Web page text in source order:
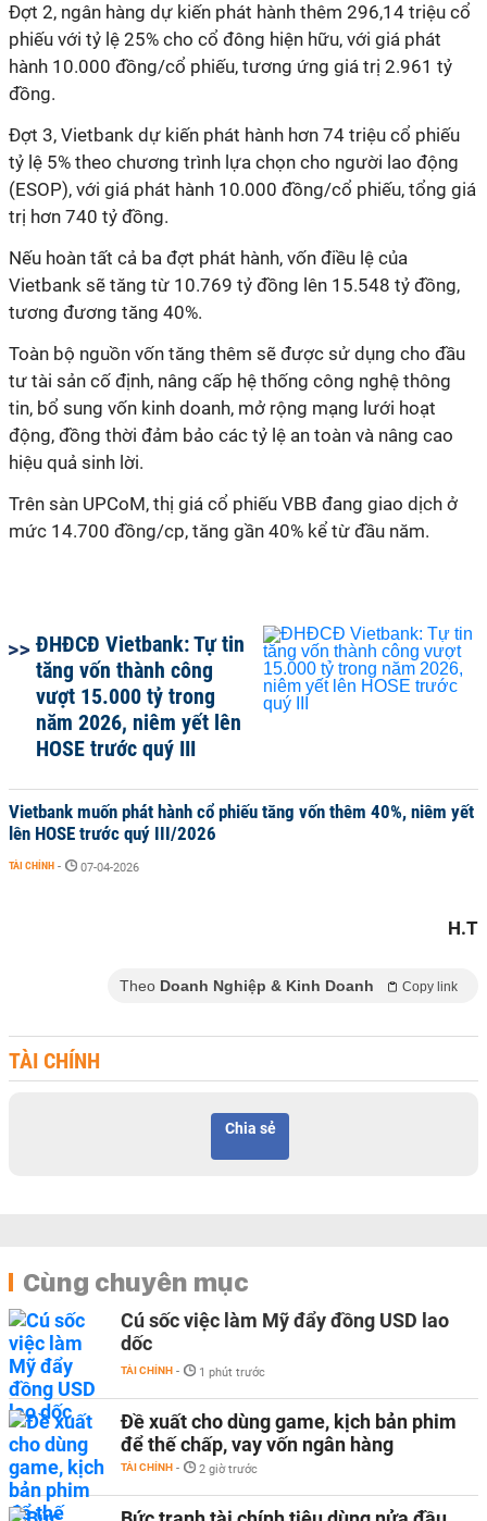
Đợt 2, ngân hàng dự kiến phát hành thêm 296,14 triệu cổ
phiếu với tỷ lệ 25% cho cổ đông hiện hữu, với giá phát
hành 10.000 đồng/cổ phiếu, tương ứng giá trị 2.961 tỷ
đồng.
Đợt 3, Vietbank dự kiến phát hành hơn 74 triệu cổ phiếu
tỷ lệ 5% theo chương trình lựa chọn cho người lao động
(ESOP), với giá phát hành 10.000 đồng/cổ phiếu, tổng giá
trị hơn 740 tỷ đồng.
Nếu hoàn tất cả ba đợt phát hành, vốn điều lệ của
Vietbank sẽ tăng từ 10.769 tỷ đồng lên 15.548 tỷ đồng,
tương đương tăng 40%.
Toàn bộ nguồn vốn tăng thêm sẽ được sử dụng cho đầu
tư tài sản cố định, nâng cấp hệ thống công nghệ thông
tin, bổ sung vốn kinh doanh, mở rộng mạng lưới hoạt
động, đồng thời đảm bảo các tỷ lệ an toàn và nâng cao
hiệu quả sinh lời.
Trên sàn UPCoM, thị giá cổ phiếu VBB đang giao dịch ở
mức 14.700 đồng/cp, tăng gần 40% kể từ đầu năm.
ĐHĐCĐ Vietbank: Tự tin
tăng vốn thành công
vượt 15.000 tỷ trong
năm 2026, niêm yết lên
HOSE trước quý III
Vietbank muốn phát hành cổ phiếu tăng vốn thêm 40%, niêm yết
lên HOSE trước quý III/2026
TÀI CHÍNH - 07-04-2026
H.T
Theo Doanh Nghiệp & Kinh Doanh Copy link
TÀI CHÍNH
Chia sẻ
Cùng chuyên mục
Cú sốc việc làm Mỹ đẩy đồng USD lao
dốc
TÀI CHÍNH - 1 phút trước
Đề xuất cho dùng game, kịch bản phim
để thế chấp, vay vốn ngân hàng
TÀI CHÍNH - 2 giờ trước